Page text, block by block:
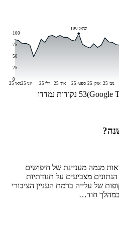
0
25
50
75
100
שיא:100
מאי 25 יוני 25 יולי 25 אוג׳ 25 ספט׳ 25 אוק׳ 25 נוב׳ 25
53 נקודות נמדדו
מגמה מעניינת של חיפושים
מצביעים על תנודתיות
של עלייה ברמת העניין הציבורי
חוד…